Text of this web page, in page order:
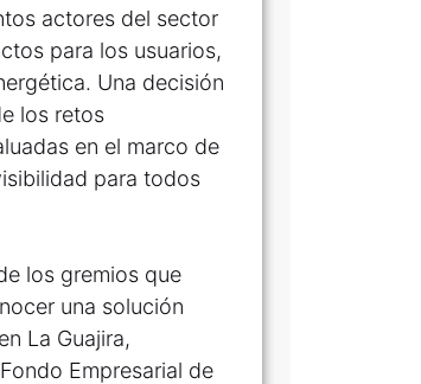
actores del sector
para los usuarios,
Una decisión
los retos
en el marco de
para todos
los gremios que
una solución
La Guajira,
Empresarial de